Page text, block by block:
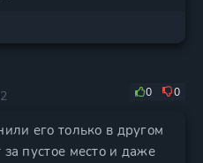
0 0
его только в другом
пустое место и даже